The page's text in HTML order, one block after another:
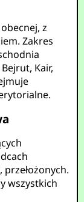
z
Zakres
Kair,
wszystkich